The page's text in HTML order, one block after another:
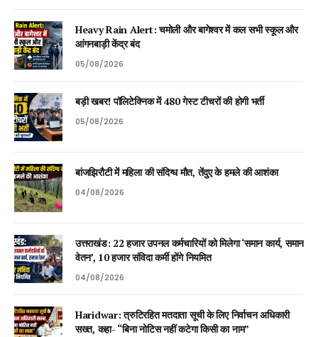
Heavy Rain Alert: चमोली और बागेश्वर में कल सभी स्कूल और
आंगनबाड़ी केंद्र बंद
05/08/2026
बड़ी खबर! पॉलिटेक्निक में 480 गेस्ट टीचरों की होगी भर्ती
05/08/2026
बांजझिरौटी में महिला की संदिग्ध मौत, तेंदुए के हमले की आशंका
04/08/2026
उत्तराखंड: 22 हजार उपनल कर्मचारियों को मिलेगा ‘समान कार्य, समान
वेतन’, 10 हजार संविदा कर्मी होंगे नियमित
04/08/2026
Haridwar: त्रुटिरहित मतदाता सूची के लिए निर्वाचन अधिकारी
सख्त, कहा- “बिना नोटिस नहीं कटेगा किसी का नाम”